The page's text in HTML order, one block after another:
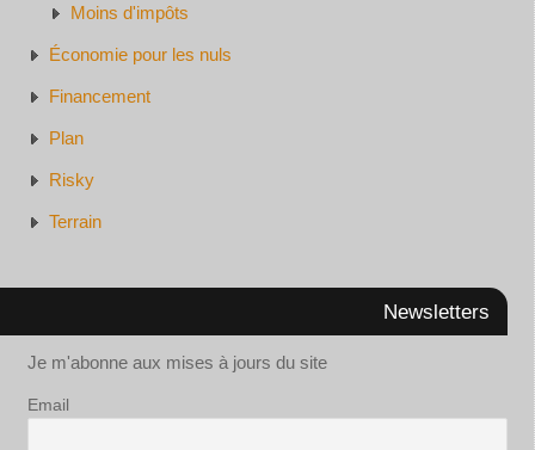
Moins d'impôts
Économie pour les nuls
Financement
Plan
Risky
Terrain
Newsletters
Je m'abonne aux mises à jours du site
Email